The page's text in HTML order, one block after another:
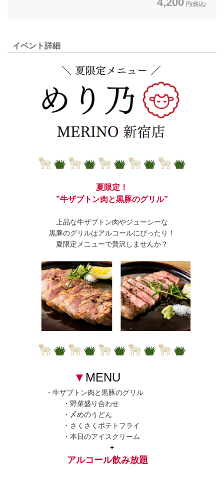
円(税込)
イベント詳細
夏限定！
”牛ザブトン肉と黒豚のグリル”
上品な牛ザブトン肉やジューシーな
黒豚のグリルはアルコールにぴったり！
夏限定メニューで贅沢しませんか？
▼ MENU
・牛ザブトン肉と黒豚のグリル
・野菜盛り合わせ
・〆めのうどん
・さくさくポテトフライ
・本日のアイスクリーム
+
アルコール飲み放題